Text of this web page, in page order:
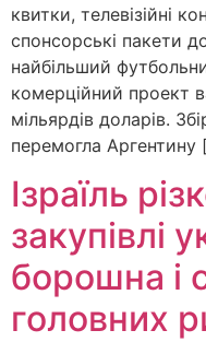
квитки, телевізійні
спонсорські пакети
найбільший
комерційний проект
мільярдів доларів.
перемогла Аргентину
Ізраїль
закупівлі
борошна і
головних